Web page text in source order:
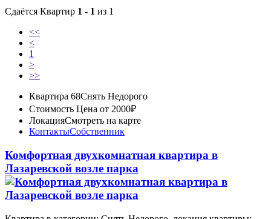
Сдаётся Квартир 1 - 1 из 1
<<
<
1
>
>>
Квартира 68Снять Недорого
Стоимость Цена от 2000₽
ЛокацияСмотреть на карте
КонтактыСобственник
Комфортная двухкомнатная квартира в
Лазаревской возле парка